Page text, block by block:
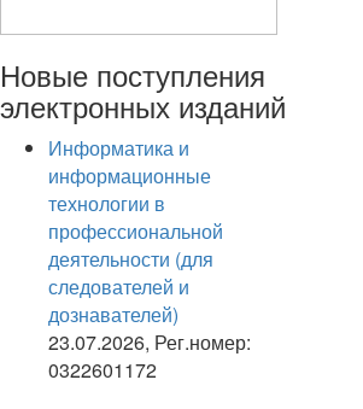
Новые поступления
электронных изданий
Информатика и
информационные
технологии в
профессиональной
деятельности (для
следователей и
дознавателей)
23.07.2026, Рег.номер:
0322601172